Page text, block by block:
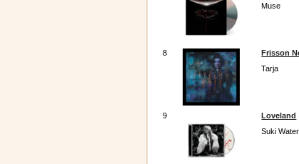
Muse
8
Frisson
Tarja
9
Loveland
Suki